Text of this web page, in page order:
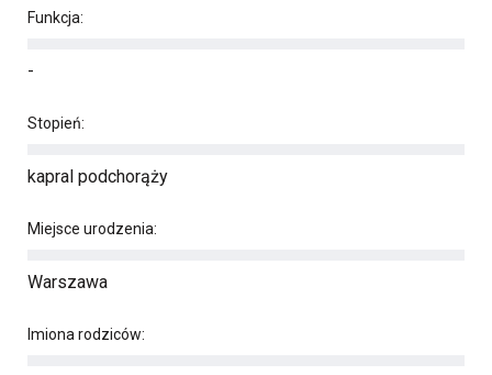
Funkcja:
-
Stopień:
kapral podchorąży
Miejsce urodzenia:
Warszawa
Imiona rodziców: